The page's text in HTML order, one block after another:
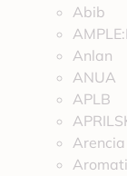
Abib
Anlan
ANUA
APLB
Arencia